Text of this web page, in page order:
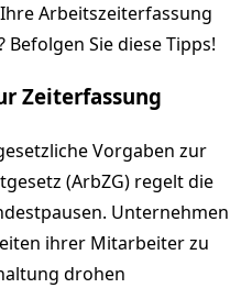
Arbeitszeiterfassung
Sie diese Tipps!
Zeiterfassung
Vorgaben zur
(ArbZG) regelt die
Unternehmen
ihrer Mitarbeiter zu
drohen